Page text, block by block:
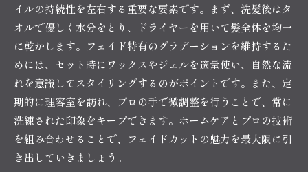
イルの持続性を左右する重要な要素です。まず、洗髪後はタ
オルで優しく水分をとり、ドライヤーを用いて髪全体を均一
に乾かします。フェイド特有のグラデーションを維持するた
めには、セット時にワックスやジェルを適量使い、自然な流
れを意識してスタイリングするのがポイントです。また、定
期的に理容室を訪れ、プロの手で微調整を行うことで、常に
洗練された印象をキープできます。ホームケアとプロの技術
を組み合わせることで、フェイドカットの魅力を最大限に引
き出していきましょう。